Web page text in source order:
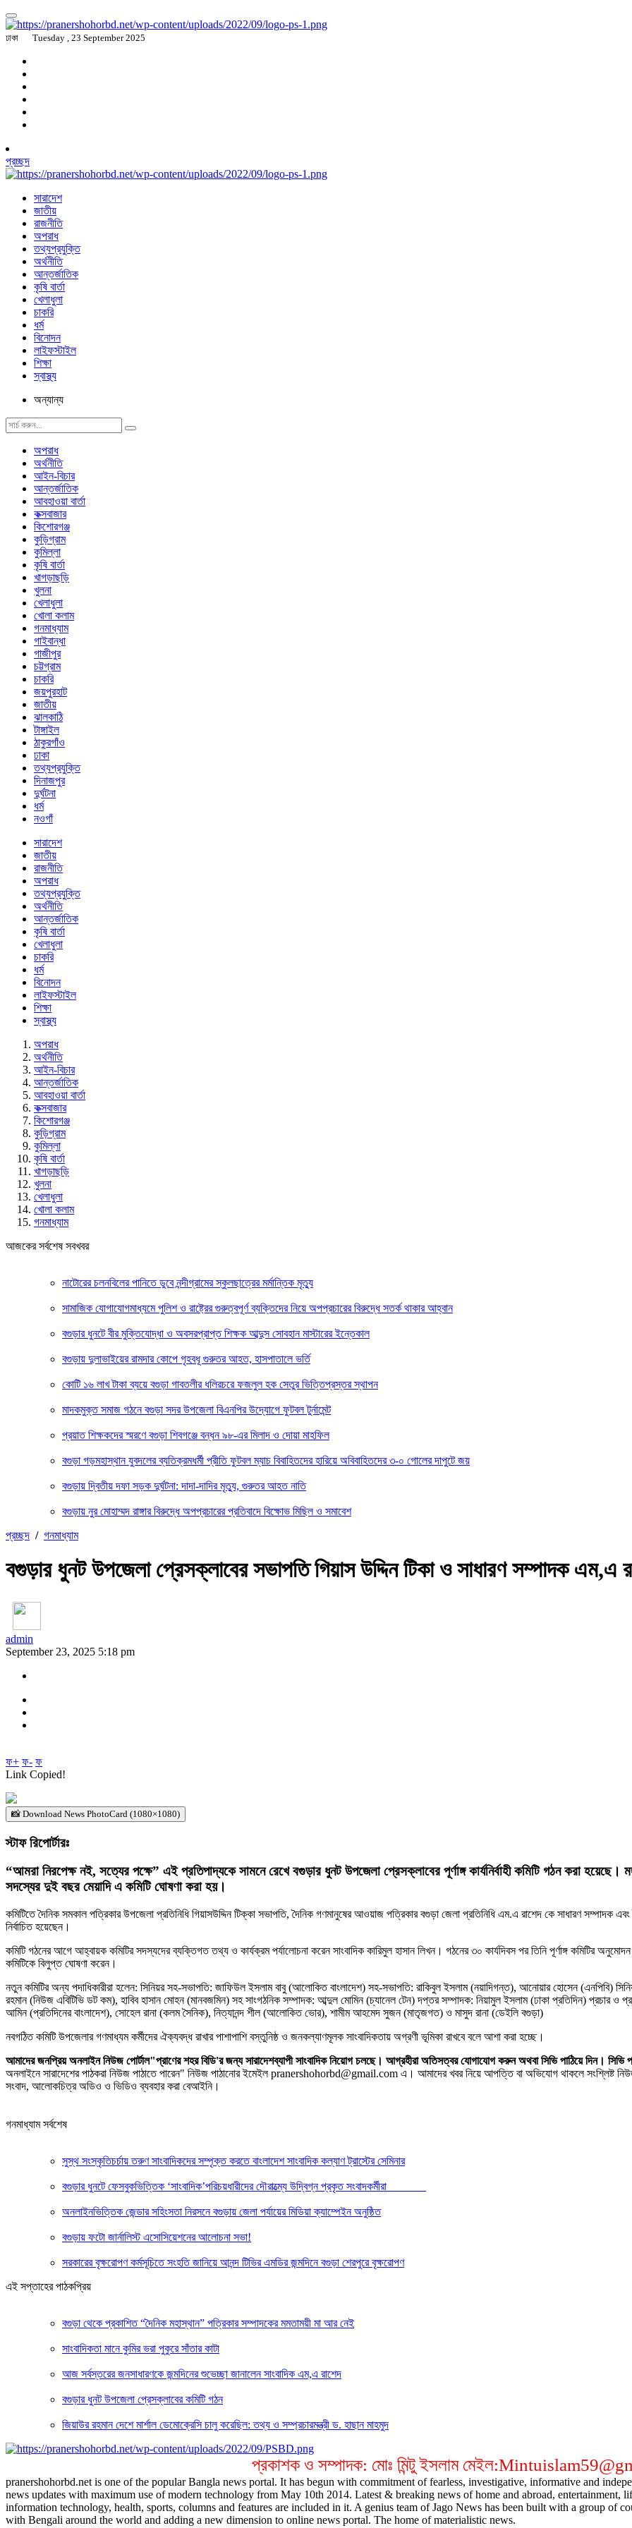
ঢাকা Tuesday , 23 September 2025
প্রচ্ছদ
সারাদেশ
জাতীয়
রাজনীতি
অপরাধ
তথ্যপ্রযুক্তি
অর্থনীতি
আন্তর্জাতিক
কৃষি বার্তা
খেলাধুলা
চাকরি
ধর্ম
বিনোদন
লাইফস্টাইল
শিক্ষা
স্বাস্থ্য
অন্যান্য
অপরাধ
অর্থনীতি
আইন-বিচার
আন্তর্জাতিক
আবহাওয়া বার্তা
কক্সবাজার
কিশোরগঞ্জ
কুড়িগ্রাম
কুমিল্লা
কৃষি বার্তা
খাগড়াছড়ি
খুলনা
খেলাধুলা
খোলা কলাম
গনমাধ্যাম
গাইবান্ধা
গাজীপুর
চট্টগ্রাম
চাকরি
জয়পুরহাট
জাতীয়
ঝালকাঠি
টাঙ্গাইল
ঠাকুরগাঁও
ঢাকা
তথ্যপ্রযুক্তি
দিনাজপুর
দুর্ঘটনা
ধর্ম
নওগাঁ
সারাদেশ
জাতীয়
রাজনীতি
অপরাধ
তথ্যপ্রযুক্তি
অর্থনীতি
আন্তর্জাতিক
কৃষি বার্তা
খেলাধুলা
চাকরি
ধর্ম
বিনোদন
লাইফস্টাইল
শিক্ষা
স্বাস্থ্য
অপরাধ
অর্থনীতি
আইন-বিচার
আন্তর্জাতিক
আবহাওয়া বার্তা
কক্সবাজার
কিশোরগঞ্জ
কুড়িগ্রাম
কুমিল্লা
কৃষি বার্তা
খাগড়াছড়ি
খুলনা
খেলাধুলা
খোলা কলাম
গনমাধ্যাম
আজকের সর্বশেষ সবখবর
নাটোরের চলনবিলের পানিতে ডুবে নন্দীগ্রামের স্কুলছাত্রের মর্মান্তিক মৃত্যু
সামাজিক যোগাযোগমাধ্যমে পুলিশ ও রাষ্ট্রের গুরুত্বপূর্ণ ব্যক্তিদের নিয়ে অপপ্রচারের বিরুদ্ধে সতর্ক থাকার আহ্বান
বগুড়ার ধুনটে বীর মুক্তিযোদ্ধা ও অবসরপ্রাপ্ত শিক্ষক আব্দুস সোবহান মাস্টারের ইন্তেকাল
বগুড়ায় দুলাভাইয়ের রামদার কোপে গৃহবধূ গুরুতর আহত, হাসপাতালে ভর্তি
কোটি ১৬ লাখ টাকা ব্যয়ে বগুড়া গাবতলীর ধলিরচরে ফজলুল হক সেতুর ভিত্তিপ্রস্তর স্থাপন
মাদকমুক্ত সমাজ গঠনে বগুড়া সদর উপজেলা বিএনপির উদ্যোগে ফুটবল টুর্নামেন্ট
প্রয়াত শিক্ষকদের স্মরণে বগুড়া শিবগঞ্জে বন্ধন ৯৮-এর মিলাদ ও দোয়া মাহফিল
বগুড়া গড়মহাস্থান যুবদলের ব্যতিক্রমধর্মী প্রীতি ফুটবল ম্যাচ বিবাহিতদের হারিয়ে অবিবাহিতদের ৩-০ গোলের দাপুটে জয়
বগুড়ায় দ্বিতীয় দফা সড়ক দুর্ঘটনা: দাদা-দাদির মৃত্যু, গুরুতর আহত নাতি
বগুড়ায় নুর মোহাম্মদ রাঙ্গার বিরুদ্ধে অপপ্রচারের প্রতিবাদে বিক্ষোভ মিছিল ও সমাবেশ
প্রচ্ছদ / গনমাধ্যাম
বগুড়ার ধুনট উপজেলা প্রেসক্লাবের সভাপতি গিয়াস উদ্দিন টিকা ও সাধারণ সম্পাদক এম,এ
admin
September 23, 2025 5:18 pm
ফ+ ফ- ফ
Link Copied!
📸 Download News PhotoCard (1080×1080)
স্টাফ রিপোর্টারঃ
“আমরা নিরপেক্ষ নই, সত্যের পক্ষে” এই প্রতিপাদ্যকে সামনে রেখে বগুড়ার ধুনট উপজেলা প্রেসক্লাবের পূর্ণাঙ্গ কার্যনির্বাহী কমিটি গঠন করা
সদস্যের দুই বছর মেয়াদি এ কমিটি ঘোষণা করা হয়।
‎কমিটিতে দৈনিক সমকাল পত্রিকার উপজেলা প্রতিনিধি গিয়াসউদ্দিন টিক্কা সভাপতি, দৈনিক গণমানুষের আওয়াজ পত্রিকার বগুড়া জেলা প্রতিনিধি এম.এ রাশেদ কে সাধারণ সম্পাদক
নির্বাচিত হয়েছেন।
‎কমিটি গঠনের আগে আহ্বায়ক কমিটির সদস্যদের ব্যক্তিগত তথ্য ও কার্যক্রম পর্যালোচনা করেন সাংবাদিক কারিমুল হাসান লিখন। গঠনের ৩০ কার্যদিবস পর তিনি পূর্ণাঙ্গ কমিটির
কমিটিকে বিলুপ্ত ঘোষণা করেন।
‎নতুন কমিটির অন্য পদাধিকারীরা হলেন: সিনিয়র সহ-সভাপতি: জাফিউল ইসলাম বাবু (আলোকিত বাংলাদেশ) সহ-সভাপতি: রাকিবুল ইসলাম (নয়াদিগন্ত), আনোয়ার হোসেন (এনপিবি)
রহমান (নিউজ এবিটিভি ডট কম), হাবিব হাসান মোহন (মানবজমিন) সহ সাংগঠনিক সম্পাদক: আব্দুল মোমিন (চ্যানেল টেন) দপ্তর সম্পাদক: নিয়ামুল ইসলাম (ঢাকা প্রতিদিন) প্রচার ও
আমিন (প্রতিদিনের বাংলাদেশ), সোহেল রানা (কলম সৈনিক), নিত্যানন্দ শীল (আলোকিত ভোর), শামীম আহমেদ সুজন (মাতৃজগত) ও মাসুদ রানা (ডেইলি বগুড়া)
‎নবগঠিত কমিটি উপজেলার গণমাধ্যম কর্মীদের ঐক্যবদ্ধ রাখার পাশাপাশি বস্তুনিষ্ঠ ও জনকল্যাণমূলক সাংবাদিকতায় অগ্রণী ভূমিকা রাখবে বলে আশা করা হচ্ছে।
আমাদের জনপ্রিয় অনলাইন নিউজ পোর্টাল"প্রাণের শহর বিডি'র জন্য সারাদেশব্যাপী সাংবাদিক নিয়োগ চলছে। আগ্রহীরা অতিসত্বর যোগাযোগ করুন অথবা সিভি পাঠিয়ে দিন।
অনলাইনে সারাদেশের পাঠকরা নিউজ পাঠাতে পারেন" নিউজ পাঠানোর ইমেইল pranershohorbd@gmail.com এ। আমাদের খবর নিয়ে আপত্তি বা অভিযোগ থাকলে সংশ্লিষ্ট
সংবাদ, আলোকচিত্র অডিও ও ভিডিও ব্যবহার করা বেআইনি।
গনমাধ্যাম সর্বশেষ
সুস্থ সংস্কৃতিচর্চায় তরুণ সাংবাদিকদের সম্পৃক্ত করতে বাংলাদেশ সাংবাদিক কল্যাণ ট্রাস্টের সেমিনার
‎বগুড়ার ধুনটে ফেসবুকভিত্তিক ‘সাংবাদিক’পরিচয়ধারীদের দৌরাত্ম্যে উদ্বিগ্ন প্রকৃত সংবাদকর্মীরা ‎
অনলাইনভিত্তিক জেন্ডার সহিংসতা নিরসনে বগুড়ায় জেলা পর্যায়ের মিডিয়া ক্যাম্পেইন অনুষ্ঠিত
বগুড়ায় ফটো জার্নালিস্ট এসোসিয়েশনের আলোচনা সভা!
সরকারের বৃক্ষরোপণ কর্মসূচিতে সংহতি জানিয়ে আনন্দ টিভির এমডির জন্মদিনে বগুড়া শেরপুরে বৃক্ষরোপণ
এই সপ্তাহের পাঠকপ্রিয়
বগুড়া থেকে প্রকাশিত “দৈনিক মহাস্থান” পত্রিকার সম্পাদকের মমতাময়ী মা আর নেই
সাংবাদিকতা মানে কুমির ভরা পুকুরে সাঁতার কাটা
আজ সর্বস্তরের জনসাধারণকে জন্মদিনের শুভেচ্ছা জানালেন সাংবাদিক এম,এ রাশেদ
বগুড়ার ধুনট উপজেলা প্রেসক্লাবের কমিটি গঠন
জিয়াউর রহমান দেশে মার্শাল ডেমোক্রেসি চালু করেছিল: তথ্য ও সম্প্রচারমন্ত্রী ড. হাছান মাহমুদ
প্রকাশক ও সম্পাদক: মোঃ মিন্টু ইসলাম
pranershohorbd.net is one of the popular Bangla news portal. It has begun with commitment of fearless, investigative, informative and
news updates with maximum use of modern technology from May 10th 2014. Latest & breaking news of home and abroad, entertainment,
information technology, health, sports, columns and features are included in it. A genius team of Jago News has been built with a group of
with Bengali around the world and adding a new dimension to online news portal. The home of materialistic news.